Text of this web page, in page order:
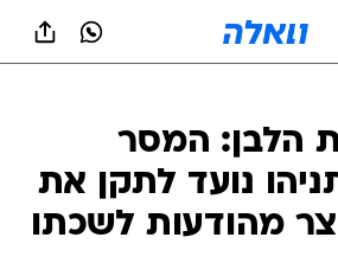
הלבן: המסר
נועד לתקן את
מהודעות לשכתו